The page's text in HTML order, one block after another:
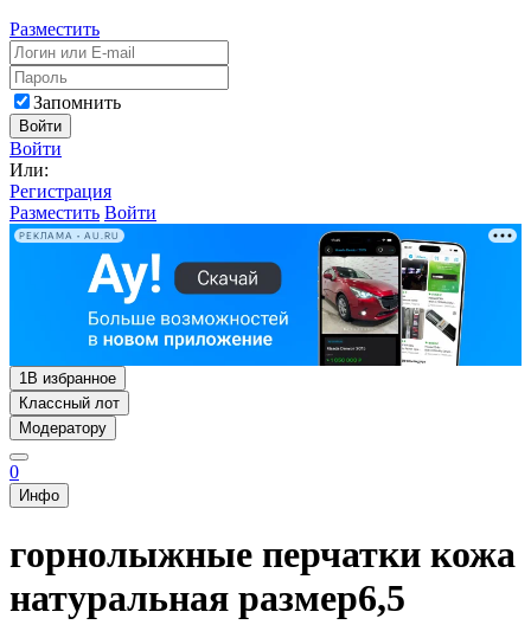
Разместить
Запомнить
Войти
Войти
Или:
Регистрация
Разместить Войти
РЕКЛАМА • AU.RU
1В избранное
Классный лот
Модератору
0
Инфо
горнолыжные перчатки кожа
натуральная размер6,5